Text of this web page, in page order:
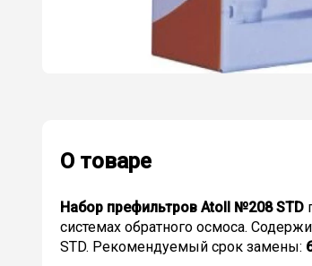
О товаре
Набор префильтров Atoll №208 STD
системах обратного осмоса.
STD. Рекомендуемый срок замены: